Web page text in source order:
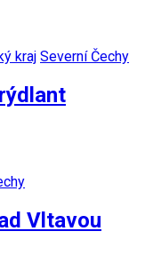
kraj Severní Čechy
Vltavou